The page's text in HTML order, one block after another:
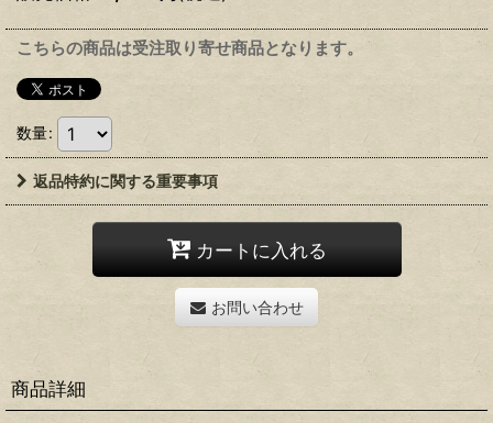
こちらの商品は受注取り寄せ商品となります。
数量:
返品特約に関する重要事項
カートに入れる
お問い合わせ
商品詳細